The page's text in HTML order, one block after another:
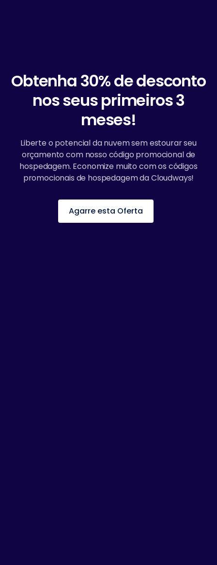
Obtenha 30% de desconto
nos seus primeiros 3
meses!
Liberte o potencial da nuvem sem estourar seu
orçamento com nosso código promocional de
hospedagem. Economize muito com os códigos
promocionais de hospedagem da Cloudways!
Agarre esta Oferta